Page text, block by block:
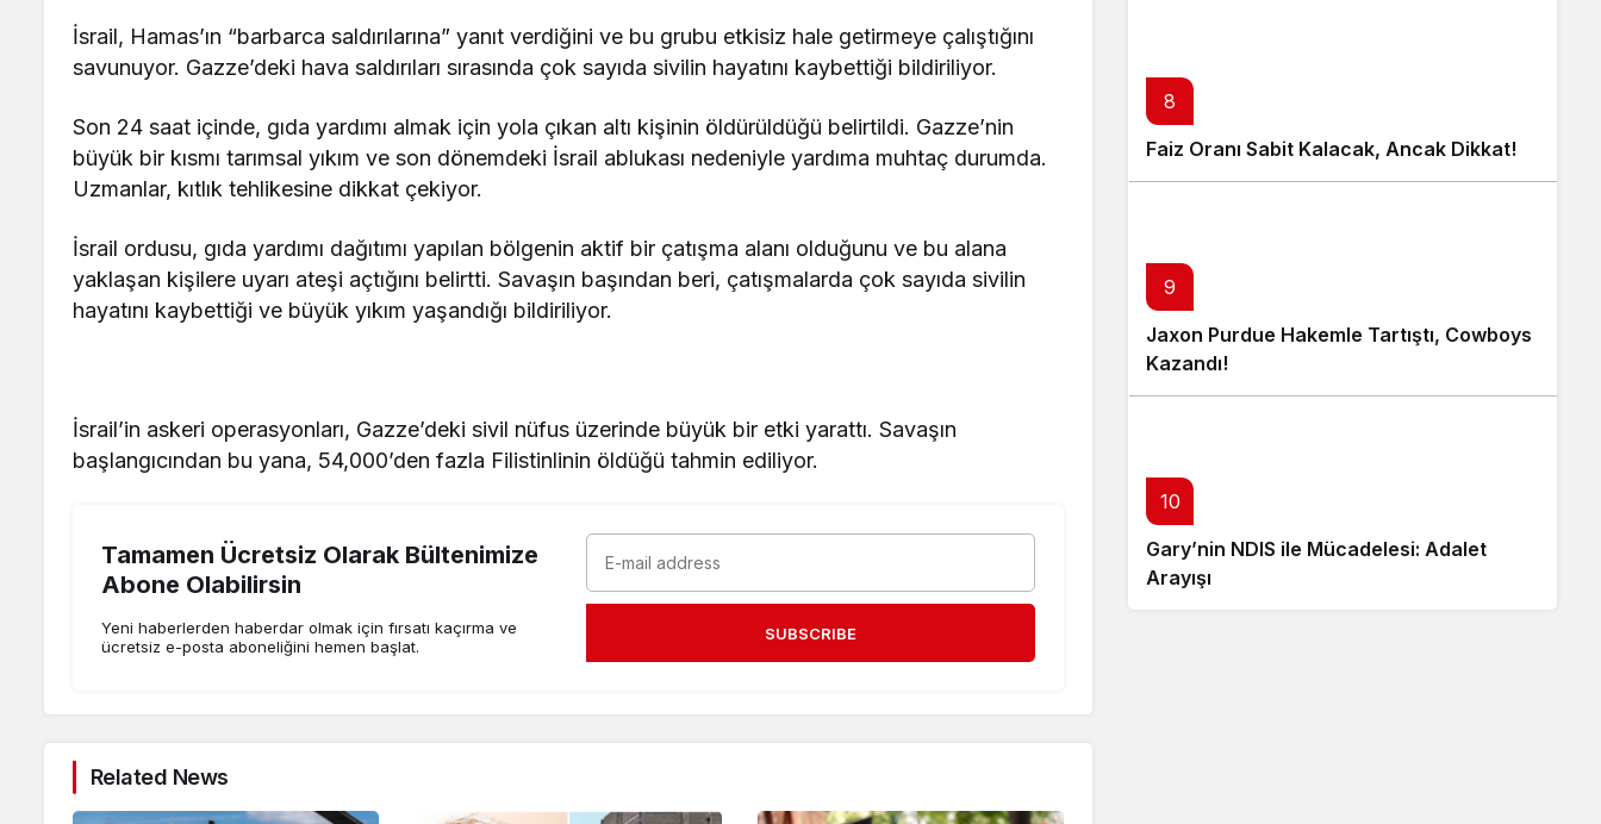
İsrail, Hamas’ın “barbarca saldırılarına” yanıt verdiğini ve bu grubu etkisiz hale getirmeye çalıştığını
savunuyor. Gazze’deki hava saldırıları sırasında çok sayıda sivilin hayatını kaybettiği bildiriliyor.
Son 24 saat içinde, gıda yardımı almak için yola çıkan altı kişinin öldürüldüğü belirtildi. Gazze’nin
büyük bir kısmı tarımsal yıkım ve son dönemdeki İsrail ablukası nedeniyle yardıma muhtaç durumda.
Uzmanlar, kıtlık tehlikesine dikkat çekiyor.
İsrail ordusu, gıda yardımı dağıtımı yapılan bölgenin aktif bir çatışma alanı olduğunu ve bu alana
yaklaşan kişilere uyarı ateşi açtığını belirtti. Savaşın başından beri, çatışmalarda çok sayıda sivilin
hayatını kaybettiği ve büyük yıkım yaşandığı bildiriliyor.
İsrail’in askeri operasyonları, Gazze’deki sivil nüfus üzerinde büyük bir etki yarattı. Savaşın
başlangıcından bu yana, 54,000’den fazla Filistinlinin öldüğü tahmin ediliyor.
Tamamen Ücretsiz Olarak Bültenimize
Abone Olabilirsin
Yeni haberlerden haberdar olmak için fırsatı kaçırma ve
ücretsiz e-posta aboneliğini hemen başlat.
SUBSCRIBE
Related News
8
Faiz Oranı Sabit Kalacak, Ancak Dikkat!
9
Jaxon Purdue Hakemle Tartıştı, Cowboys
Kazandı!
10
Gary’nin NDIS ile Mücadelesi: Adalet
Arayışı